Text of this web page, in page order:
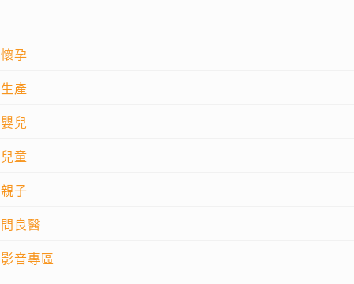
懷孕
生產
嬰兒
兒童
親子
問良醫
影音專區